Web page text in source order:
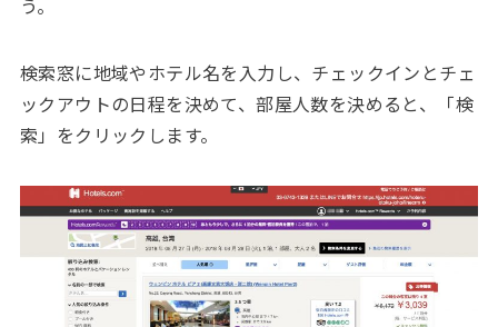
検索窓に地域やホテル名を入力し、チェックインとチェ
ックアウトの日程を決めて、部屋人数を決めると、「検
索」をクリックします。